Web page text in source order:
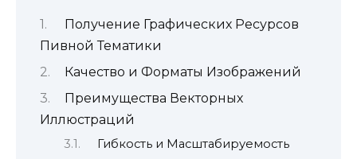
Получение Графических Ресурсов
Пивной Тематики
Качество и Форматы Изображений
Преимущества Векторных
Иллюстраций
Гибкость и Масштабируемость